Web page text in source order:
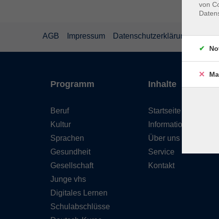
AGB Impressum Datenschutzerklärung
Programm
Beruf
Kultur
Sprachen
Gesundheit
Gesellschaft
Junge vhs
Digitales Lernen
Schulabschlüsse
Inhalte
Startseite
Informationen
Über uns
Service
Kontakt
von